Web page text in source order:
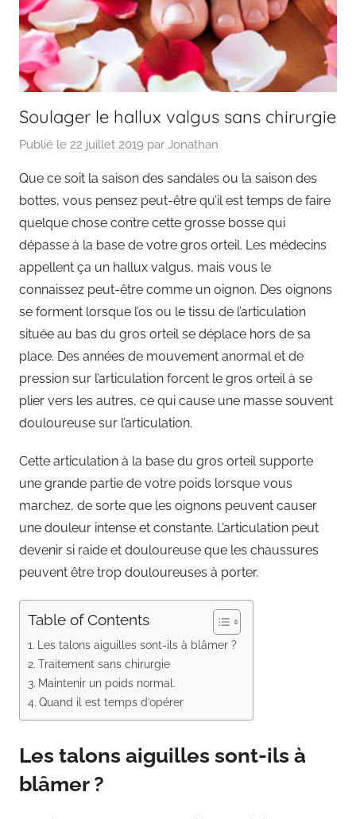
Soulager le hallux valgus sans chirurgie
Publié le 22 juillet 2019 par Jonathan
Que ce soit la saison des sandales ou la saison des
bottes, vous pensez peut-être qu’il est temps de faire
quelque chose contre cette grosse bosse qui
dépasse à la base de votre gros orteil. Les médecins
appellent ça un hallux valgus, mais vous le
connaissez peut-être comme un oignon. Des oignons
se forment lorsque l’os ou le tissu de l’articulation
située au bas du gros orteil se déplace hors de sa
place. Des années de mouvement anormal et de
pression sur l’articulation forcent le gros orteil à se
plier vers les autres, ce qui cause une masse souvent
douloureuse sur l’articulation.
Cette articulation à la base du gros orteil supporte
une grande partie de votre poids lorsque vous
marchez, de sorte que les oignons peuvent causer
une douleur intense et constante. L’articulation peut
devenir si raide et douloureuse que les chaussures
peuvent être trop douloureuses à porter.
Table of Contents
Les talons aiguilles sont-ils à blâmer ?
Traitement sans chirurgie
Maintenir un poids normal.
Quand il est temps d’opérer
Les talons aiguilles sont-ils à
blâmer ?